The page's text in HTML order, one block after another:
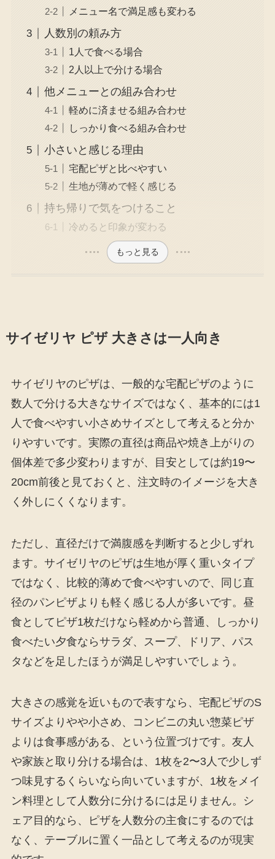
メニュー名で満足感も変わる
人数別の頼み方
1人で食べる場合
2人以上で分ける場合
他メニューとの組み合わせ
軽めに済ませる組み合わせ
しっかり食べる組み合わせ
小さいと感じる理由
宅配ピザと比べやすい
生地が薄めで軽く感じる
持ち帰りで気をつけること
冷めると印象が変わる
もっと見る
サイゼリヤ ピザ 大きさは一人向き
サイゼリヤのピザは、一般的な宅配ピザのように
数人で分ける大きなサイズではなく、基本的には1
人で食べやすい小さめサイズとして考えると分か
りやすいです。実際の直径は商品や焼き上がりの
個体差で多少変わりますが、目安としては約19〜
20cm前後と見ておくと、注文時のイメージを大き
く外しにくくなります。
ただし、直径だけで満腹感を判断すると少しずれ
ます。サイゼリヤのピザは生地が厚く重いタイプ
ではなく、比較的薄めで食べやすいので、同じ直
径のパンピザよりも軽く感じる人が多いです。昼
食としてピザ1枚だけなら軽めから普通、しっかり
食べたい夕食ならサラダ、スープ、ドリア、パス
タなどを足したほうが満足しやすいでしょう。
大きさの感覚を近いもので表すなら、宅配ピザのS
サイズよりやや小さめ、コンビニの丸い惣菜ピザ
よりは食事感がある、という位置づけです。友人
や家族と取り分ける場合は、1枚を2〜3人で少しず
つ味見するくらいなら向いていますが、1枚をメイ
ン料理として人数分に分けるには足りません。シ
ェア目的なら、ピザを人数分の主食にするのでは
なく、テーブルに置く一品として考えるのが現実